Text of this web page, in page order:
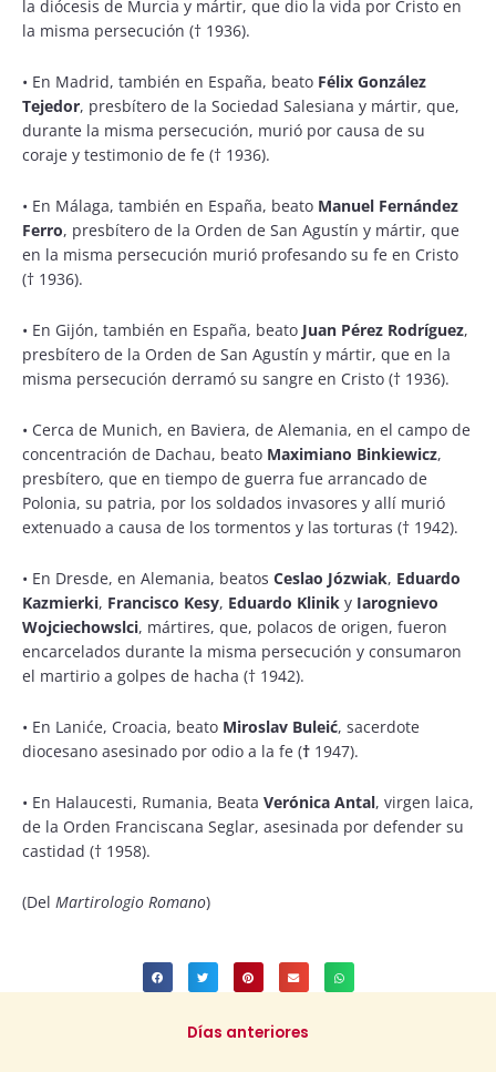
la diócesis de Murcia y mártir, que dio la vida por Cristo en
la misma persecución († 1936).
• En Madrid, también en España, beato Félix González
Tejedor, presbítero de la Sociedad Salesiana y mártir, que,
durante la misma persecución, murió por causa de su
coraje y testimonio de fe († 1936).
• En Málaga, también en España, beato Manuel Fernández
Ferro, presbítero de la Orden de San Agustín y mártir, que
en la misma persecución murió profesando su fe en Cristo
(† 1936).
• En Gijón, también en España, beato Juan Pérez Rodríguez,
presbítero de la Orden de San Agustín y mártir, que en la
misma persecución derramó su sangre en Cristo († 1936).
• Cerca de Munich, en Baviera, de Alemania, en el campo de
concentración de Dachau, beato Maximiano Binkiewicz,
presbítero, que en tiempo de guerra fue arrancado de
Polonia, su patria, por los soldados invasores y allí murió
extenuado a causa de los tormentos y las torturas († 1942).
• En Dresde, en Alemania, beatos Ceslao Józwiak, Eduardo
Kazmierki, Francisco Kesy, Eduardo Klinik y Iarognievo
Wojciechowslci, mártires, que, polacos de origen, fueron
encarcelados durante la misma persecución y consumaron
el martirio a golpes de hacha († 1942).
• En Laniće, Croacia, beato Miroslav Buleić, sacerdote
diocesano asesinado por odio a la fe († 1947).
• En Halaucesti, Rumania, Beata Verónica Antal, virgen laica,
de la Orden Franciscana Seglar, asesinada por defender su
castidad († 1958).
(Del Martirologio Romano)
Días anteriores